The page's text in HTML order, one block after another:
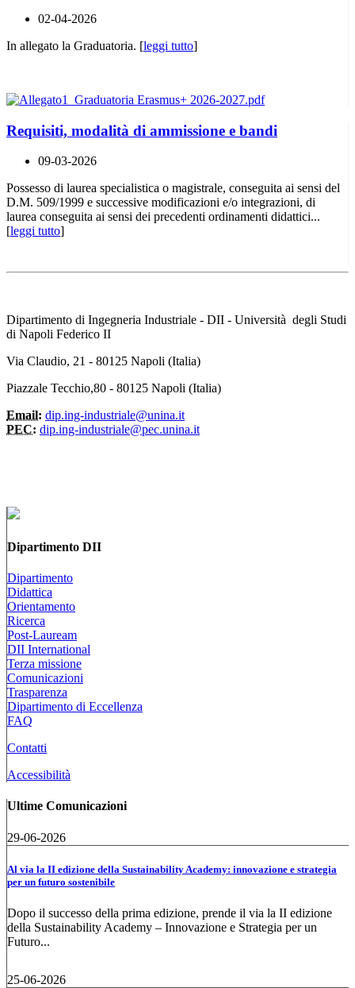
02-04-2026
In allegato la Graduatoria. [leggi tutto]
Requisiti, modalità di ammissione e bandi
09-03-2026
Possesso di laurea specialistica o magistrale, conseguita ai sensi del
D.M. 509/1999 e successive modificazioni e/o integrazioni, di
laurea conseguita ai sensi dei precedenti ordinamenti didattici...
[leggi tutto]
Dipartimento di Ingegneria Industriale - DII - Università degli Studi
di Napoli Federico II
Via Claudio, 21 - 80125 Napoli (Italia)
Piazzale Tecchio,80 - 80125 Napoli (Italia)
Email: dip.ing-industriale@unina.it
PEC: dip.ing-industriale@pec.unina.it
Dipartimento DII
Dipartimento
Didattica
Orientamento
Ricerca
Post-Lauream
DII International
Terza missione
Comunicazioni
Trasparenza
Dipartimento di Eccellenza
FAQ
Contatti
Accessibilità
Ultime Comunicazioni
29-06-2026
Al via la II edizione della Sustainability Academy: innovazione e strategia
per un futuro sostenibile
Dopo il successo della prima edizione, prende il via la II edizione
della Sustainability Academy – Innovazione e Strategia per un
Futuro...
25-06-2026